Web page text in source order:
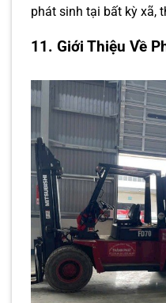
phát sinh tại bất kỳ xã,
11. Giới Thiệu Về